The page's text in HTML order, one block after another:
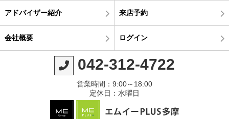
アドバイザー紹介 来店予約
会社概要 ログイン
042-312-4722
営業時間：9:00～18:00
定休日：水曜日